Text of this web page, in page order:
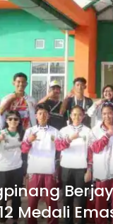
Medali